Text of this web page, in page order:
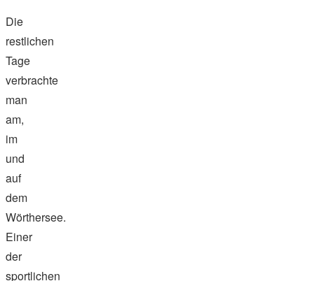
Die
restlichen
Tage
verbrachte
man
am,
im
und
auf
dem
Wörthersee.
Einer
der
sportlichen